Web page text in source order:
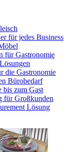
für jedes Business
für Gastronomie
die Gastronomie
Bürobedarf
bis zum Gast
für Großkunden
Lösung